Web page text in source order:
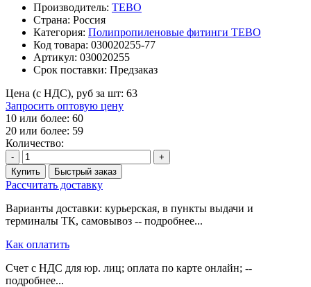
Производитель: TEBO
Страна: Россия
Категория: Полипропиленовые фитинги TEBO
Код товара: 030020255-77
Артикул: 030020255
Срок поставки: Предзаказ
Цена (с НДС), руб за шт: 63
Запросить оптовую цену
10 или более: 60
20 или более: 59
Количество:
-
+
Купить
Быстрый заказ
Рассчитать доставку
Варианты доставки: курьерская, в пункты выдачи и
терминалы ТК, самовывоз -- подробнее...
Как оплатить
Счет с НДС для юр. лиц; оплата по карте онлайн; --
подробнее...